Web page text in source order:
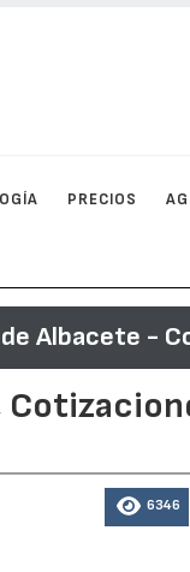
PRECIOS
Albacete -
6346